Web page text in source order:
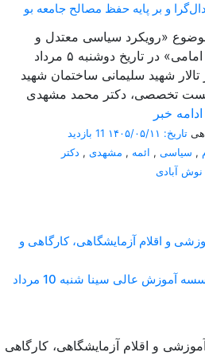
و بر پایه حفظ مصالح جامعه بو
«رویکرد سیاسی معتدل و
صلح‌طلبانه ائمه شیعۀ دوازده امامی» در تاریخ دوشنبه ۵ مرداد
از ساعت ۱۰ تا ۱۲، در تالار شهید سلیمانی ساختمان شهید
تخصصی، دکتر محمد مشهدی
ادامه خبر
تاریخ: ۱۴۰۵/۰۵/۱۱
11 بازدید
, سیاسی , ائمه , مشهدی , دکتر
آبادی
و اقلام آزمایشگاهی، کارگاهی و
اداری بین دانشگاه کاشان و موسسه آموزش عالی سینا شنبه 10 مرداد
و اقلام آزمایشگاهی، کارگاهی